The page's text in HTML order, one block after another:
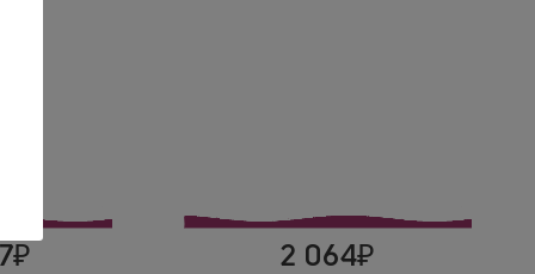
2 064
Очень тонкое и цветочное.